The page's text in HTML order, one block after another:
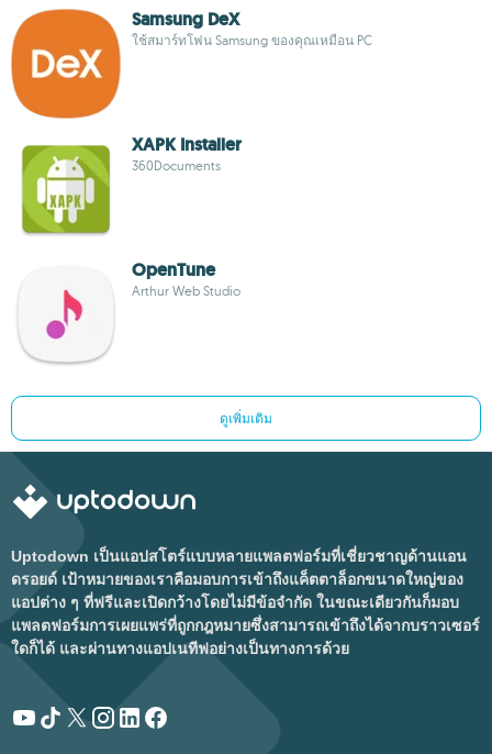
Samsung DeX
ใช้สมาร์ทโฟน Samsung ของคุณเหมือน PC
XAPK Installer
360Documents
OpenTune
Arthur Web Studio
ดูเพิ่มเติม
Uptodown เป็นแอปสโตร์แบบหลายแพลตฟอร์มที่เชี่ยวชาญด้านแอน
ดรอยด์ เป้าหมายของเราคือมอบการเข้าถึงแค็ตตาล็อกขนาดใหญ่ของ
แอปต่าง ๆ ที่ฟรีและเปิดกว้างโดยไม่มีข้อจำกัด ในขณะเดียวกันก็มอบ
แพลตฟอร์มการเผยแพร่ที่ถูกกฎหมายซึ่งสามารถเข้าถึงได้จากบราวเซอร์
ใดก็ได้ และผ่านทางแอปเนทีฟอย่างเป็นทางการด้วย